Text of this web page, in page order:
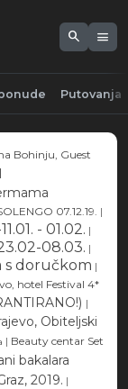
search menu
Putovanja
Bohinju, Guest
07.12.19. |
- 01.02. |
08.03. |
s doručkom |
hotel Festival 4*
|
Obiteljski
| Beauty centar Set
bakalara
2019. |